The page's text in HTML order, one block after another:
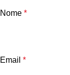
Nome *
Email *